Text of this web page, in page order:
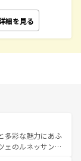
細を見る
多彩な魅力にあふ
ェのルネッサンス